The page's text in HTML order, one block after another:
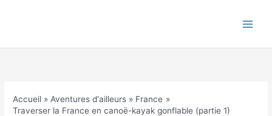
Accueil Aventures d'ailleurs
France
Traverser la France en canoë-kayak gonflable (partie 1)